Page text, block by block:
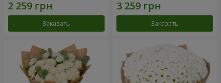
Заказать Заказать